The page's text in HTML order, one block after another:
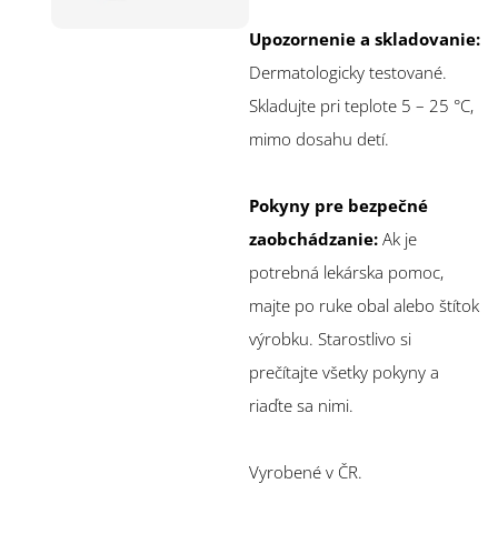
Upozornenie a skladovanie:
Dermatologicky testované.
Skladujte pri teplote 5 – 25 °C,
mimo dosahu detí.
Pokyny pre bezpečné
zaobchádzanie: Ak je
potrebná lekárska pomoc,
majte po ruke obal alebo štítok
výrobku. Starostlivo si
prečítajte všetky pokyny a
riaďte sa nimi.
Vyrobené v ČR.